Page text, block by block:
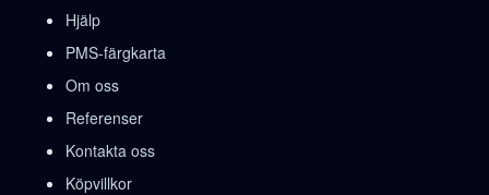
Hjälp
PMS-färgkarta
Om oss
Referenser
Kontakta oss
Köpvillkor